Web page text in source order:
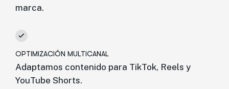
marca.
OPTIMIZACIÓN MULTICANAL
Adaptamos contenido para TikTok, Reels y
YouTube Shorts.